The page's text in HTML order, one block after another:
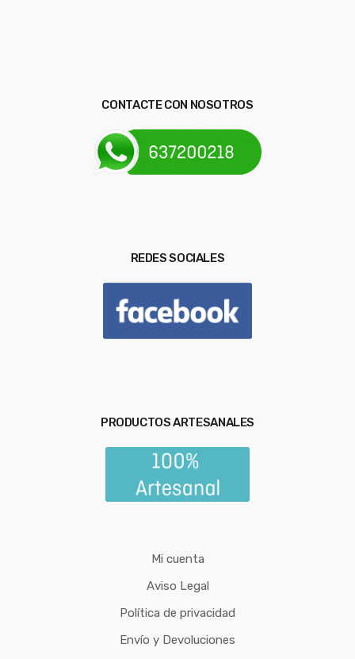
CONTACTE CON NOSOTROS
REDES SOCIALES
PRODUCTOS ARTESANALES
Mi cuenta
Aviso Legal
Política de privacidad
Envío y Devoluciones